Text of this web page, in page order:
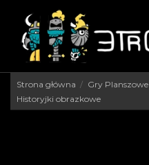
Strona główna Gry Planszowe
Historyjki obrazkowe